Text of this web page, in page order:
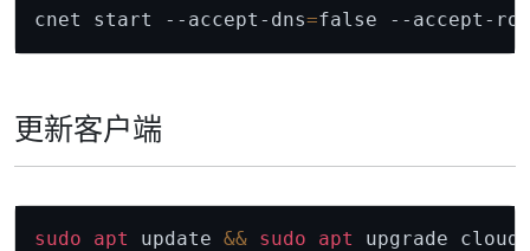
cnet start --accept-dns=false --accept-
更新客户端
sudo apt update && sudo
apt
Copy